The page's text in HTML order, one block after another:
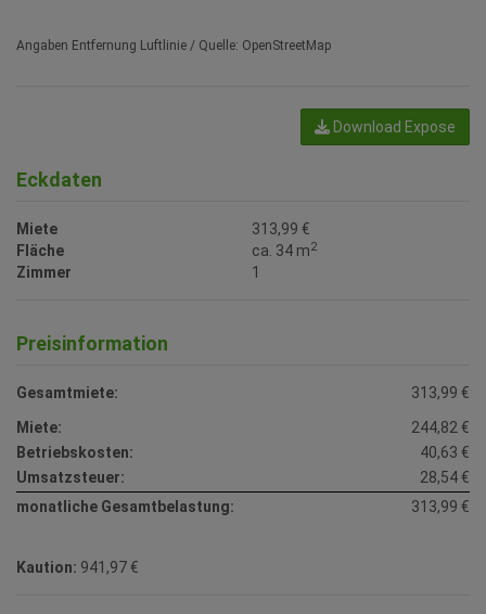
Angaben Entfernung Luftlinie / Quelle: OpenStreetMap
Download Expose
Eckdaten
Miete
313,99 €
Fläche
ca. 34 m2
Zimmer 1
Preisinformation
Gesamtmiete:
313,99 €
Miete:
244,82 €
Betriebskosten:
40,63 €
Umsatzsteuer:
28,54 €
monatliche Gesamtbelastung:
313,99 €
Kaution: 941,97 €